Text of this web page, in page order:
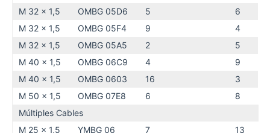
M 32 x 1,5
OMBG 05D6 5
6
M 32 x 1,5
OMBG 05F4 9
4
M 32 x 1,5
OMBG 05A5 2
5
M 40 x 1,5
OMBG 06C9 4
9
M 40 x 1,5
OMBG 0603 16
3
M 50 x 1,5
OMBG 07E8 6
8
Múltiples Cables
M 25 x 1,5
YMBG 06 7
13